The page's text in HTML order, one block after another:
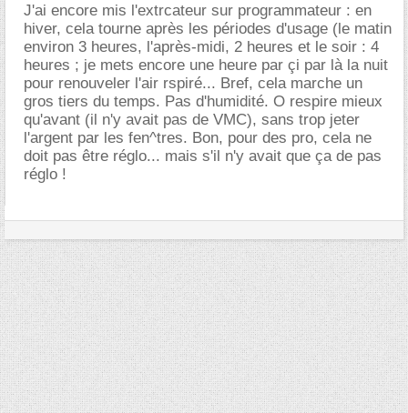
J'ai encore mis l'extrcateur sur programmateur : en
hiver, cela tourne après les périodes d'usage (le matin
environ 3 heures, l'après-midi, 2 heures et le soir : 4
heures ; je mets encore une heure par çi par là la nuit
pour renouveler l'air rspiré... Bref, cela marche un
gros tiers du temps. Pas d'humidité. O respire mieux
qu'avant (il n'y avait pas de VMC), sans trop jeter
l'argent par les fen^tres. Bon, pour des pro, cela ne
doit pas être réglo... mais s'il n'y avait que ça de pas
réglo !